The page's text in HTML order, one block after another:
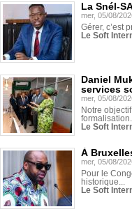
La Snél-
mer, 05/08/
Gérer, c’est
Le Soft
Daniel
services
mer, 05/08/
Notre
formalisation.
Le Soft
À
mer, 05/08/
Pour le
historique...
Le Soft